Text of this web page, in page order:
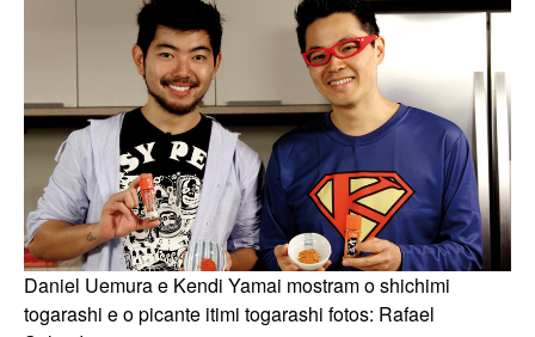
Daniel Uemura e Kendi Yamai mostram o shichimi
togarashi e o picante itimi togarashi fotos: Rafael